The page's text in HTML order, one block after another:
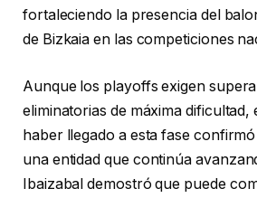
fortaleciendo la presencia del
de Bizkaia en las competiciones
Aunque los playoffs exigen
eliminatorias de máxima dificultad,
haber llegado a esta fase
una entidad que continúa
Ibaizabal demostró que puede